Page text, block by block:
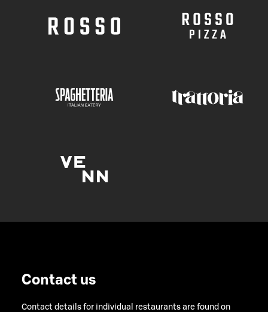
Contact us
Contact details for individual restaurants are found on